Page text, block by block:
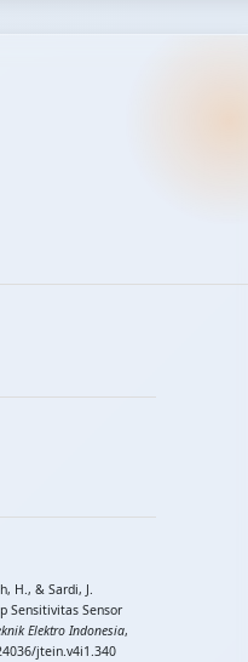
H., & Sardi, J.
Sensitivitas Sensor
Elektro Indonesia,
jtein.v4i1.340